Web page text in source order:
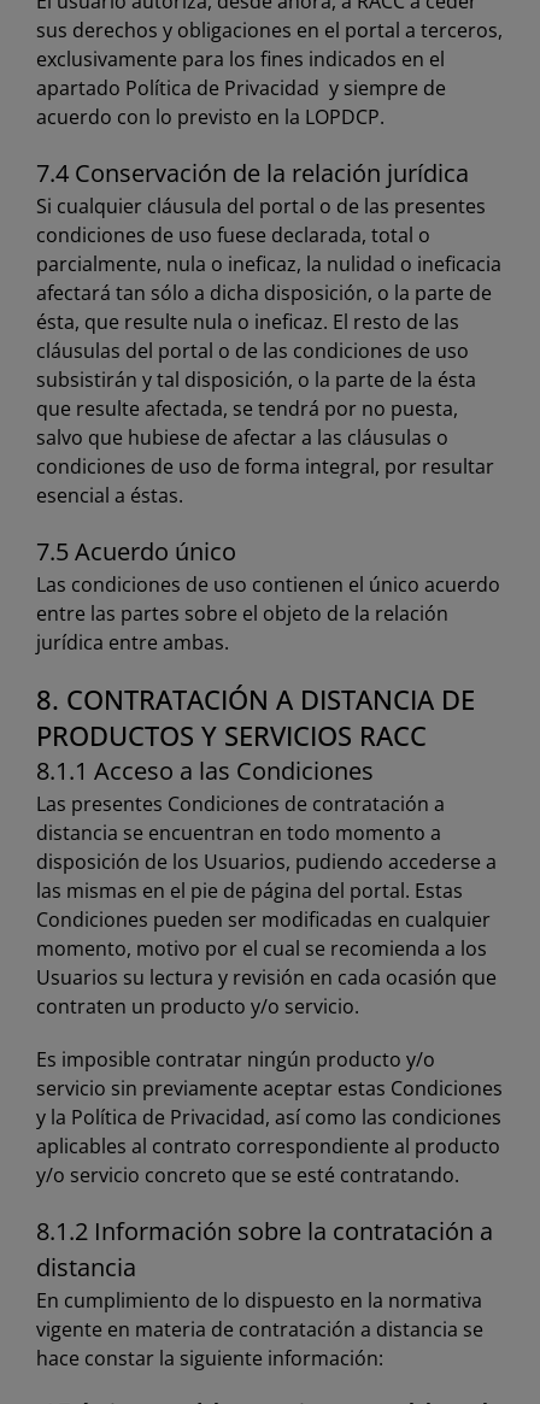
sus derechos y obligaciones en el portal a terceros,
exclusivamente para los fines indicados en el
apartado Política de Privacidad y siempre de
acuerdo con lo previsto en la LOPDCP.
7.4 Conservación de la relación jurídica
Si cualquier cláusula del portal o de las presentes
condiciones de uso fuese declarada, total o
parcialmente, nula o ineficaz, la nulidad o ineficacia
afectará tan sólo a dicha disposición, o la parte de
ésta, que resulte nula o ineficaz. El resto de las
cláusulas del portal o de las condiciones de uso
subsistirán y tal disposición, o la parte de la ésta
que resulte afectada, se tendrá por no puesta,
salvo que hubiese de afectar a las cláusulas o
condiciones de uso de forma integral, por resultar
esencial a éstas.
7.5 Acuerdo único
Las condiciones de uso contienen el único acuerdo
entre las partes sobre el objeto de la relación
jurídica entre ambas.
8. CONTRATACIÓN A DISTANCIA DE
PRODUCTOS Y SERVICIOS RACC
8.1.1 Acceso a las Condiciones
Las presentes Condiciones de contratación a
distancia se encuentran en todo momento a
disposición de los Usuarios, pudiendo accederse a
las mismas en el pie de página del portal. Estas
Condiciones pueden ser modificadas en cualquier
momento, motivo por el cual se recomienda a los
Usuarios su lectura y revisión en cada ocasión que
contraten un producto y/o servicio.
Es imposible contratar ningún producto y/o
servicio sin previamente aceptar estas Condiciones
y la Política de Privacidad, así como las condiciones
aplicables al contrato correspondiente al producto
y/o servicio concreto que se esté contratando.
8.1.2 Información sobre la contratación a
distancia
En cumplimiento de lo dispuesto en la normativa
vigente en materia de contratación a distancia se
hace constar la siguiente información: